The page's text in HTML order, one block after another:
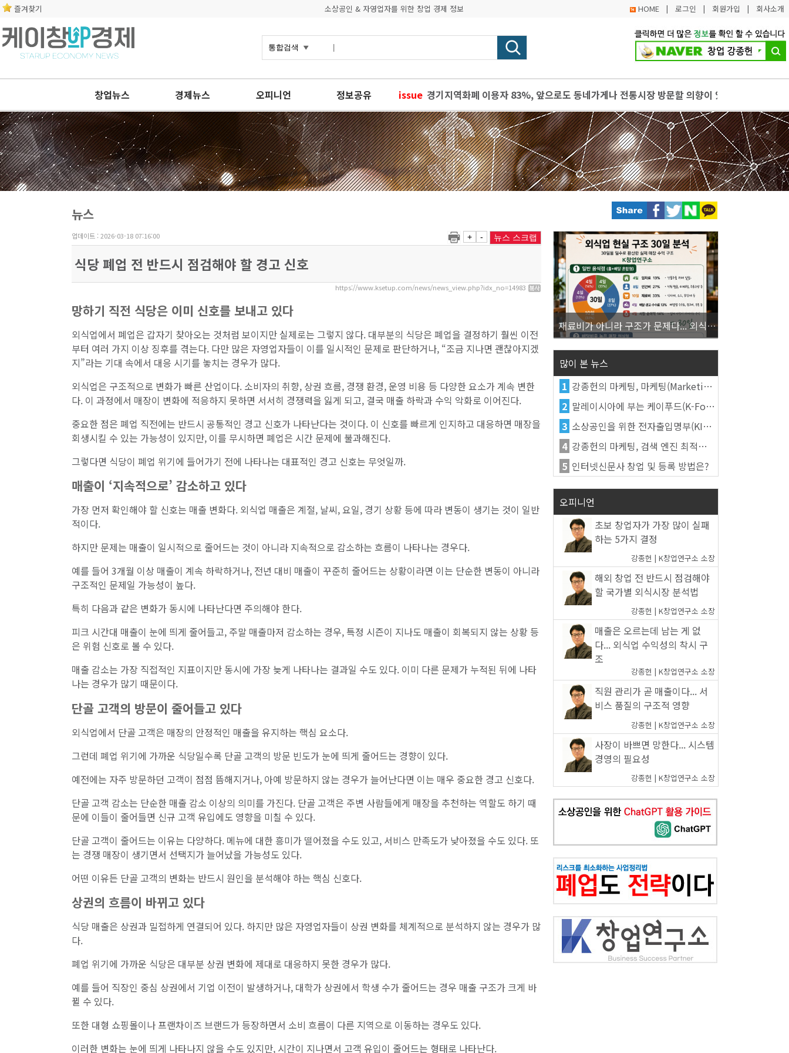
즐겨찾기 소상공인 & 자영업자를 위한 창업 경제 정보 HOME| 로그인 | 회원가입 | 회사소개
창업뉴스 경제뉴스 오피니언 정보공유 issue 경기지역화폐 이용자 83%, 앞으로도 동네가게나 전통시장 방문할 의향이 있다
강종헌의 창업전략, 매출・매입이 전혀 없어도 부가가치세는 신고해야 한다
소상공인연합회 만난 김동연 지사, 건전재정보다 민생재정이 중요. 지역화폐 예산 살려야
경기도, 경기 레벨업 피칭데이로 투자유치 콘텐츠 창업기업 35개 사 선정
소상공인 여러분, 찾아가는 공공사무원 도움 받고 지원사업 정보 얻으세요
뉴스
업데이트 : 2026-03-18 07:16:00 + - 뉴스 스크랩
식당 폐업 전 반드시 점검해야 할 경고 신호
https://www.ksetup.com/news/news_view.php?idx_no=14983
망하기 직전 식당은 이미 신호를 보내고 있다
외식업에서 폐업은 갑자기 찾아오는 것처럼 보이지만 실제로는 그렇지 않다. 대부분의 식당은 폐업을 결정하기 훨씬 이전
부터 여러 가지 이상 징후를 겪는다. 다만 많은 자영업자들이 이를 일시적인 문제로 판단하거나, “조금 지나면 괜찮아지겠
지”라는 기대 속에서 대응 시기를 놓치는 경우가 많다.
외식업은 구조적으로 변화가 빠른 산업이다. 소비자의 취향, 상권 흐름, 경쟁 환경, 운영 비용 등 다양한 요소가 계속 변한
다. 이 과정에서 매장이 변화에 적응하지 못하면 서서히 경쟁력을 잃게 되고, 결국 매출 하락과 수익 악화로 이어진다.
중요한 점은 폐업 직전에는 반드시 공통적인 경고 신호가 나타난다는 것이다. 이 신호를 빠르게 인지하고 대응하면 매장을
회생시킬 수 있는 가능성이 있지만, 이를 무시하면 폐업은 시간 문제에 불과해진다.
그렇다면 식당이 폐업 위기에 들어가기 전에 나타나는 대표적인 경고 신호는 무엇일까.
매출이 ‘지속적으로’ 감소하고 있다
가장 먼저 확인해야 할 신호는 매출 변화다. 외식업 매출은 계절, 날씨, 요일, 경기 상황 등에 따라 변동이 생기는 것이 일반
적이다.
하지만 문제는 매출이 일시적으로 줄어드는 것이 아니라 지속적으로 감소하는 흐름이 나타나는 경우다.
예를 들어 3개월 이상 매출이 계속 하락하거나, 전년 대비 매출이 꾸준히 줄어드는 상황이라면 이는 단순한 변동이 아니라
구조적인 문제일 가능성이 높다.
특히 다음과 같은 변화가 동시에 나타난다면 주의해야 한다.
피크 시간대 매출이 눈에 띄게 줄어들고, 주말 매출마저 감소하는 경우, 특정 시즌이 지나도 매출이 회복되지 않는 상황 등
은 위험 신호로 볼 수 있다.
매출 감소는 가장 직접적인 지표이지만 동시에 가장 늦게 나타나는 결과일 수도 있다. 이미 다른 문제가 누적된 뒤에 나타
나는 경우가 많기 때문이다.
단골 고객의 방문이 줄어들고 있다
외식업에서 단골 고객은 매장의 안정적인 매출을 유지하는 핵심 요소다.
그런데 폐업 위기에 가까운 식당일수록 단골 고객의 방문 빈도가 눈에 띄게 줄어드는 경향이 있다.
예전에는 자주 방문하던 고객이 점점 뜸해지거나, 아예 방문하지 않는 경우가 늘어난다면 이는 매우 중요한 경고 신호다.
단골 고객 감소는 단순한 매출 감소 이상의 의미를 가진다. 단골 고객은 주변 사람들에게 매장을 추천하는 역할도 하기 때
문에 이들이 줄어들면 신규 고객 유입에도 영향을 미칠 수 있다.
단골 고객이 줄어드는 이유는 다양하다. 메뉴에 대한 흥미가 떨어졌을 수도 있고, 서비스 만족도가 낮아졌을 수도 있다. 또
는 경쟁 매장이 생기면서 선택지가 늘어났을 가능성도 있다.
어떤 이유든 단골 고객의 변화는 반드시 원인을 분석해야 하는 핵심 신호다.
상권의 흐름이 바뀌고 있다
식당 매출은 상권과 밀접하게 연결되어 있다. 하지만 많은 자영업자들이 상권 변화를 체계적으로 분석하지 않는 경우가 많
다.
폐업 위기에 가까운 식당은 대부분 상권 변화에 제대로 대응하지 못한 경우가 많다.
예를 들어 직장인 중심 상권에서 기업 이전이 발생하거나, 대학가 상권에서 학생 수가 줄어드는 경우 매출 구조가 크게 바
뀔 수 있다.
또한 대형 쇼핑몰이나 프랜차이즈 브랜드가 등장하면서 소비 흐름이 다른 지역으로 이동하는 경우도 있다.
이러한 변화는 눈에 띄게 나타나지 않을 수도 있지만, 시간이 지나면서 고객 유입이 줄어드는 형태로 나타난다.
재료비가 아니라 구조가 문제다... 외식업 수익을 결정하는 진짜 숫자의 비밀
많이 본 뉴스
1 강종헌의 마케팅, 마케팅(Marketing)의 정의
2 말레이시아에 부는 케이푸드(K-Food) 열풍, 김치가 이어간다
3 소상공인을 위한 전자출입명부(KI-Pass)를 활용한다
4 강종헌의 마케팅, 검색 엔진 최적화(SEO, Search Engine Optimization)란
5 인터넷신문사 창업 및 등록 방법은?
오피니언
초보 창업자가 가장 많이 실패
하는 5가지 결정
강종헌 | K창업연구소 소장
해외 창업 전 반드시 점검해야
할 국가별 외식시장 분석법
강종헌 | K창업연구소 소장
매출은 오르는데 남는 게 없
다... 외식업 수익성의 착시 구
조
강종헌 | K창업연구소 소장
직원 관리가 곧 매출이다... 서
비스 품질의 구조적 영향
강종헌 | K창업연구소 소장
사장이 바쁘면 망한다... 시스템
경영의 필요성
강종헌 | K창업연구소 소장